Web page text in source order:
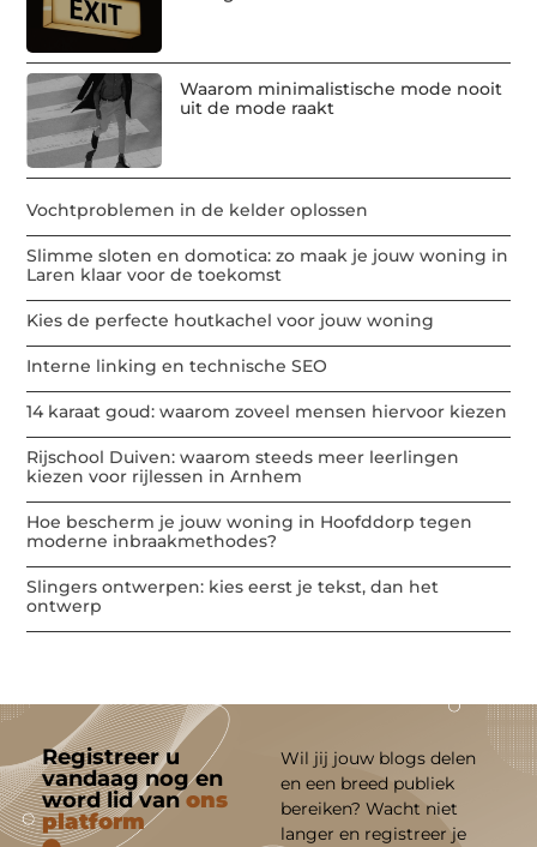
Waarom minimalistische mode nooit
uit de mode raakt
Vochtproblemen in de kelder oplossen
Slimme sloten en domotica: zo maak je jouw woning in
Laren klaar voor de toekomst
Kies de perfecte houtkachel voor jouw woning
Interne linking en technische SEO
14 karaat goud: waarom zoveel mensen hiervoor kiezen
Rijschool Duiven: waarom steeds meer leerlingen
kiezen voor rijlessen in Arnhem
Hoe bescherm je jouw woning in Hoofddorp tegen
moderne inbraakmethodes?
Slingers ontwerpen: kies eerst je tekst, dan het
ontwerp
Registreer u
vandaag nog en
word lid vanons
platform
Wil jij jouw blogs delen
en een breed publiek
bereiken? Wacht niet
langer en registreer je